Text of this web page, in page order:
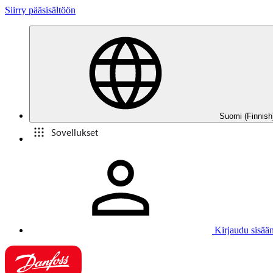
Siirry pääsisältöön
Suomi
Sovellukset
Kirjaudu